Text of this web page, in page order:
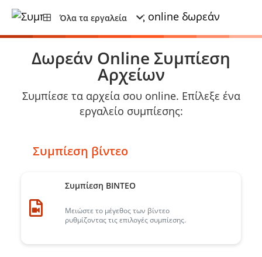
Όλα τα εργαλεία
Δωρεάν Online Συμπίεση
Αρχείων
Συμπίεσε τα αρχεία σου online. Επίλεξε ένα
εργαλείο συμπίεσης:
Συμπίεση βίντεο
Συμπίεση ΒΙΝΤΕΟ
Μειώστε το μέγεθος των βίντεο
ρυθμίζοντας τις επιλογές συμπίεσης.